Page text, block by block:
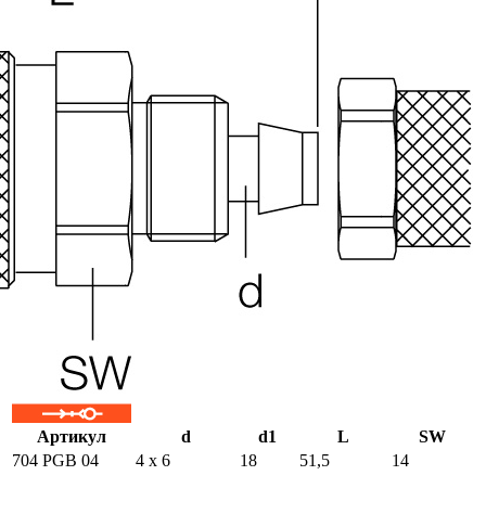
Артикул d d1 L
SW
704 PGB 04
4 x 6 18 51,5 14